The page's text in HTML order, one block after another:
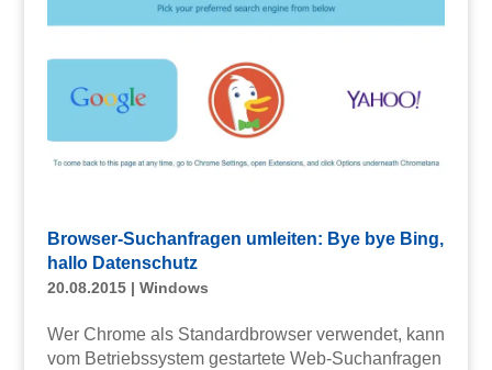
Browser-Suchanfragen umleiten: Bye bye Bing,
hallo Datenschutz
20.08.2015| Windows
Wer Chrome als Standardbrowser verwendet, kann
vom Betriebssystem gestartete Web-Suchanfragen